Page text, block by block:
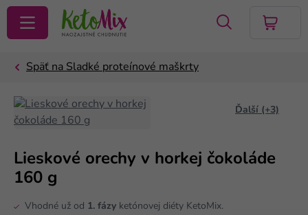
VYHĽADAŤ
Ďalší (+3)
Lieskové orechy v horkej čokoláde
160 g
Vhodné už od 1. fázy ketónovej diéty KetoMix.